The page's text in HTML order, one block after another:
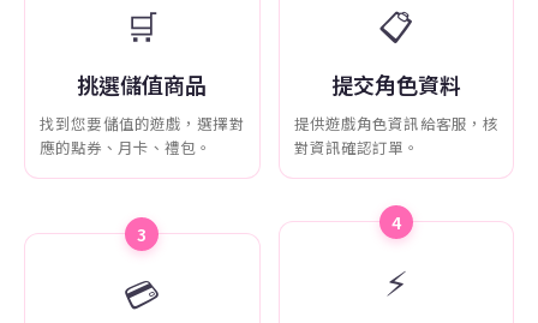
🛒
挑選儲值商品
找到您要儲值的遊戲，選擇對
應的點券、月卡、禮包。
📋
提交角色資料
提供遊戲角色資訊給客服，核
對資訊確認訂單。
3
💳
4
⚡